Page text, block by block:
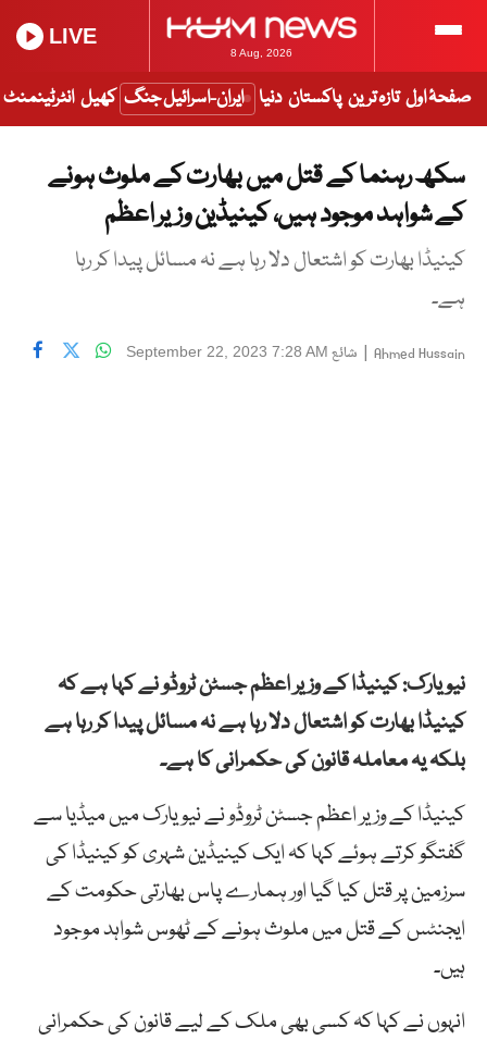
8 Aug, 2026
LIVE
صفحۂ اول تازہ ترین پاکستان دنیا ایران-اسرائیل جنگ کھیل انٹرٹینمنٹ
سکھ رہنما کے قتل میں بھارت کے ملوث ہونے
کے شواہد موجود ہیں، کینیڈین وزیر اعظم
کینیڈا بھارت کو اشتعال دلا رہا ہے نہ مسائل پیدا کر رہا
ہے۔
Ahmed Hussain
| شائع September 22, 2023 7:28 AM
نیویارک:کینیڈا کے وزیر اعظم جسٹن ٹروڈو نے کہا ہے کہ
کینیڈا بھارت کو اشتعال دلا رہا ہے نہ مسائل پیدا کر رہا ہے
بلکہ یہ معاملہ قانون کی حکمرانی کا ہے۔
کینیڈا کے وزیر اعظم جسٹن ٹروڈو نے نیویارک میں میڈیا سے
گفتگو کرتے ہوئے کہا کہ ایک کینیڈین شہری کو کینیڈا کی
سرزمین پر قتل کیا گیا اور ہمارے پاس بھارتی حکومت کے
ایجنٹس کے قتل میں ملوث ہونے کے ٹھوس شواہد موجود
ہیں۔
انہوں نے کہا کہ کسی بھی ملک کے لیے قانون کی حکمرانی